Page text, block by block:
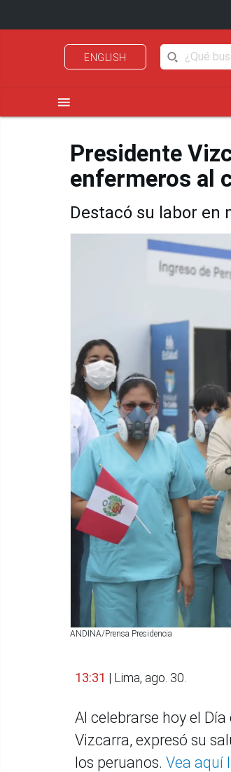
ENGLISH
menu
Presidente
enfermeros al
Destacó su labor en
ANDINA/Prensa Presidencia
13:31 | Lima, ago. 30.
Al celebrarse hoy el
Vizcarra, expresó su
los peruanos. Vea aquí